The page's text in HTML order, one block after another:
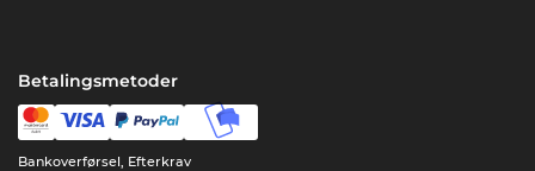
Betalingsmetoder
Bankoverførsel, Efterkrav